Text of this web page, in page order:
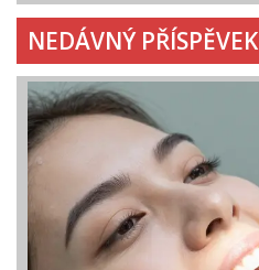
NEDÁVNÝ PŘÍSPĚVEK